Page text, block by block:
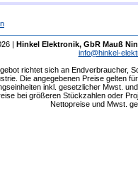
| Hinkel Elektronik, GbR Mauß
info@hinkel-
richtet sich an Endverbraucher,
Die angegebenen Preise gelten
inkl. gesetzlicher Mwst.
bei größeren Stückzahlen oder
Nettopreise und Mwst.